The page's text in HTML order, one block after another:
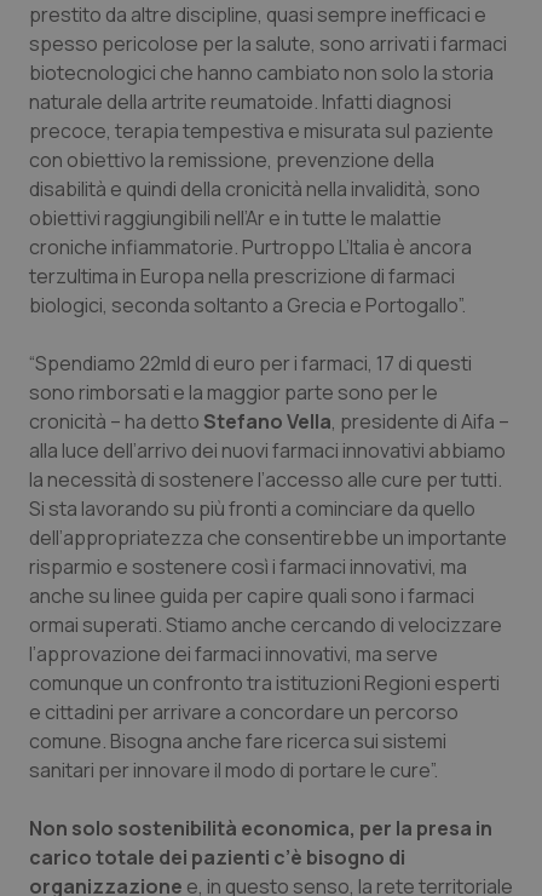
Tumore al seno
Tumore ovarico
Tumori del Polmone & Testa Collo
Tumori gastrointestinali
Ulcera & Reflusso
prestito da altre discipline, quasi sempre inefficaci e
spesso pericolose per la salute, sono arrivati i farmaci
biotecnologici che hanno cambiato non solo la storia
naturale della artrite reumatoide. Infatti diagnosi
precoce, terapia tempestiva e misurata sul paziente
con obiettivo la remissione, prevenzione della
disabilità e quindi della cronicità nella invalidità, sono
obiettivi raggiungibili nell’Ar e in tutte le malattie
croniche infiammatorie. Purtroppo L’Italia è ancora
terzultima in Europa nella prescrizione di farmaci
biologici, seconda soltanto a Grecia e Portogallo”.
“Spendiamo 22mld di euro per i farmaci, 17 di questi
sono rimborsati e la maggior parte sono per le
cronicità – ha detto Stefano Vella, presidente di Aifa –
alla luce dell’arrivo dei nuovi farmaci innovativi abbiamo
la necessità di sostenere l’accesso alle cure per tutti.
Si sta lavorando su più fronti a cominciare da quello
dell’appropriatezza che consentirebbe un importante
risparmio e sostenere così i farmaci innovativi, ma
anche su linee guida per capire quali sono i farmaci
ormai superati. Stiamo anche cercando di velocizzare
l’approvazione dei farmaci innovativi, ma serve
comunque un confronto tra istituzioni Regioni esperti
e cittadini per arrivare a concordare un percorso
comune. Bisogna anche fare ricerca sui sistemi
sanitari per innovare il modo di portare le cure”.
Non solo sostenibilità economica, per la presa in
carico totale dei pazienti c’è bisogno di
organizzazione e, in questo senso, la rete territoriale